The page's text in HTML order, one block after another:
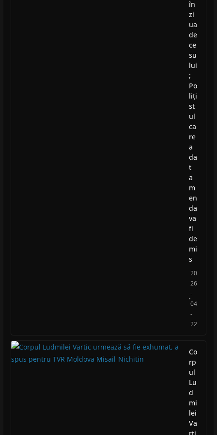
în
zi
ua
de
ce
su
lui
;
Po
liți
st
ul
ca
re
a
da
t
a
m
en
da
va
fi
de
mi
s
20
26
-
04
-
22
Co
rp
ul
Lu
d
mi
lei
Va